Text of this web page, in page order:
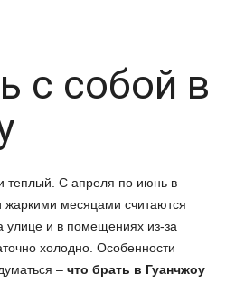
с собой в
теплый. С апреля по июнь в
месяцами считаются
улице и в помещениях из-за
холодно. Особенности
– что брать в Гуанчжоу